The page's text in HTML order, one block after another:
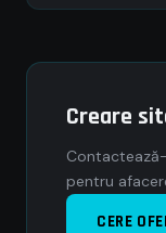
Creare
pentru
CERE